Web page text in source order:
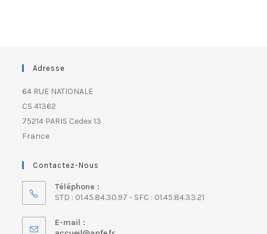
Adresse
64 RUE NATIONALE
CS 41362
75214 PARIS Cedex 13
France
Contactez-Nous
Téléphone :
STD : 01.45.84.30.97 - SFC : 01.45.84.33.21
E-mail :